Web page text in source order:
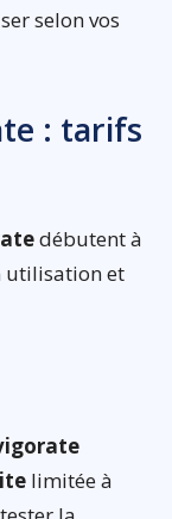
selon vos
: tarifs
débutent à
utilisation et
limitée à